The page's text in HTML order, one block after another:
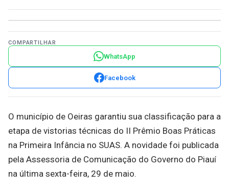
COMPARTILHAR
WhatsApp
Facebook
O município de Oeiras garantiu sua classificação para a
etapa de vistorias técnicas do II Prêmio Boas Práticas
na Primeira Infância no SUAS. A novidade foi publicada
pela Assessoria de Comunicação do Governo do Piauí
na última sexta-feira, 29 de maio.